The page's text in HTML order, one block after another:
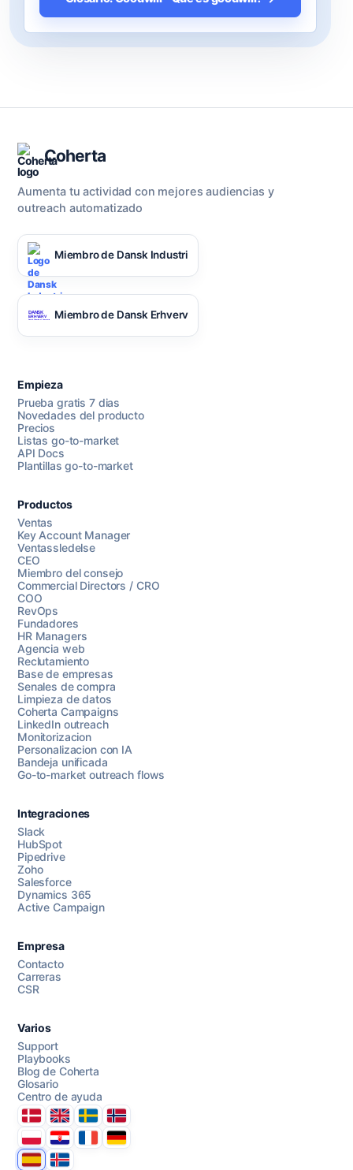
Chatea con nosotros
Coherta
Aumenta tu actividad con mejores audiencias y
outreach automatizado
Miembro de Dansk Industri
Miembro de Dansk Erhverv
Empieza
Prueba gratis 7 dias
Novedades del producto
Precios
Listas go-to-market
API Docs
Plantillas go-to-market
Productos
Ventas
Key Account Manager
Ventassledelse
CEO
Miembro del consejo
Commercial Directors / CRO
COO
RevOps
Fundadores
HR Managers
Agencia web
Reclutamiento
Base de empresas
Senales de compra
Limpieza de datos
Coherta Campaigns
LinkedIn outreach
Monitorizacion
Personalizacion con IA
Bandeja unificada
Go-to-market outreach flows
Integraciones
Slack
HubSpot
Pipedrive
Zoho
Salesforce
Dynamics 365
Active Campaign
Empresa
Contacto
Carreras
CSR
Varios
Support
Playbooks
Blog de Coherta
Glosario
Centro de ayuda
DanmarkUnited Kingdom
SverigeNorge
PolskaHrvatskaFranceDeutschland
EspanaÍsland